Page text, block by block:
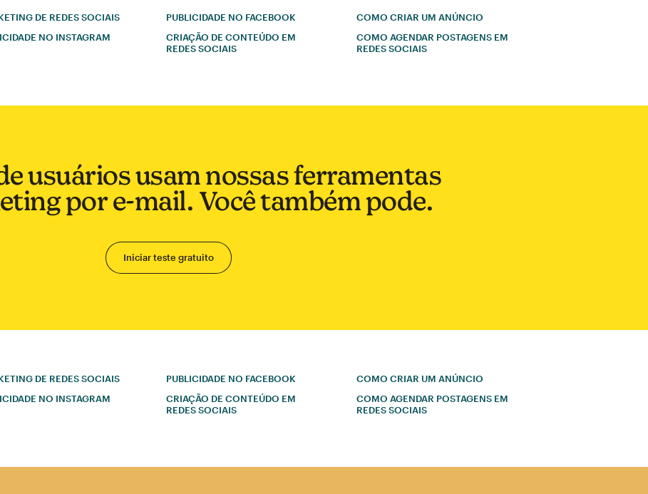
DE REDES SOCIAIS
NO INSTAGRAM
PUBLICIDADE NO FACEBOOK
CRIAÇÃO DE CONTEÚDO EM
REDES SOCIAIS
COMO CRIAR UM ANÚNCIO
COMO AGENDAR POSTAGENS EM
REDES SOCIAIS
usuários usam nossas ferramentas
por e-mail. Você também pode.
Iniciar teste gratuito
DE REDES SOCIAIS
NO INSTAGRAM
PUBLICIDADE NO FACEBOOK
CRIAÇÃO DE CONTEÚDO EM
REDES SOCIAIS
COMO CRIAR UM ANÚNCIO
COMO AGENDAR POSTAGENS EM
REDES SOCIAIS